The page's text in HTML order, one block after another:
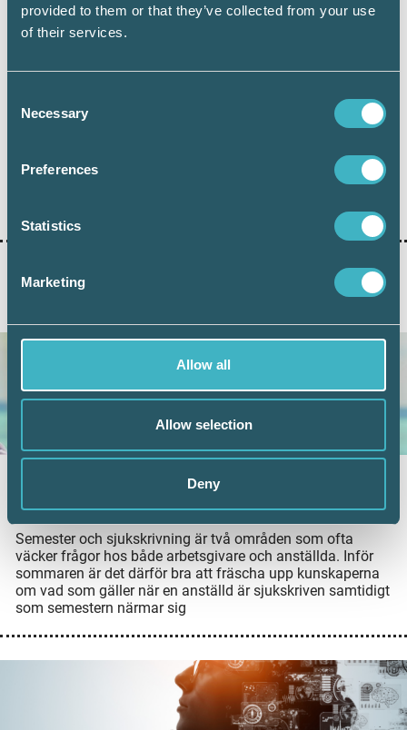
provided to them or that they’ve collected from your use
of their services.
Selection
Necessary
Preferences
Statistics
Marketing
Allow all
Allow selection
Deny
den 1 november ger det även intäktsränta på
belopp som är innestående på skattekontot.
Sjukskrivning och semester – vad gäller?
23 juni 2026
Semester och sjukskrivning är två områden som ofta
väcker frågor hos både arbetsgivare och anställda. Inför
sommaren är det därför bra att fräscha upp kunskaperna
om vad som gäller när en anställd är sjukskriven samtidigt
som semestern närmar sig